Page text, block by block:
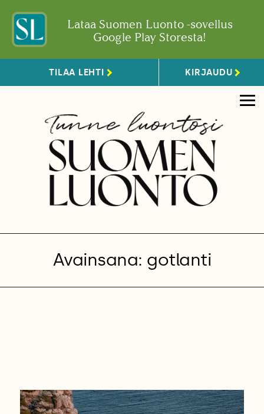
Lataa Suomen Luonto -sovellus
Google Play Storesta!
TILAA LEHTI KIRJAUDU
Avainsana: gotlanti